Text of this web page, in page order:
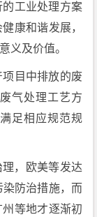
工业处理方案
康和谐发展，
义及价值。
目中排放的废
气处理工艺方
足相应规范规
，欧美等发达
防治措施，而
等地才逐渐初